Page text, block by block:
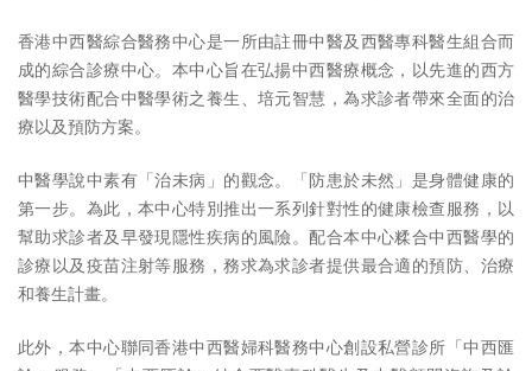
香港中西醫綜合醫務中心是一所由註冊中醫及西醫專科醫生組合而
成的綜合診療中心。本中心旨在弘揚中西醫療概念，以先進的西方
醫學技術配合中醫學術之養生、培元智慧，為求診者帶來全面的治
療以及預防方案。
中醫學說中素有「治未病」的觀念。「防患於未然」是身體健康的
第一步。為此，本中心特別推出一系列針對性的健康檢查服務，以
幫助求診者及早發現隱性疾病的風險。配合本中心糅合中西醫學的
診療以及疫苗注射等服務，務求為求診者提供最合適的預防、治療
和養生計畫。
此外，本中心聯同香港中西醫婦科醫務中心創設私營診所「中西匯